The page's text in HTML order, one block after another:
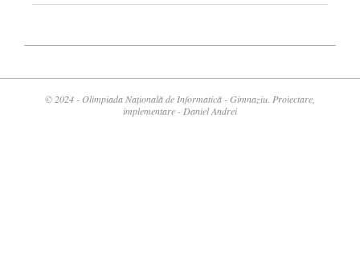
© 2024 - Olimpiada Națională de Informatică - Gimnaziu. Proiectare,
implementare - Daniel Andrei